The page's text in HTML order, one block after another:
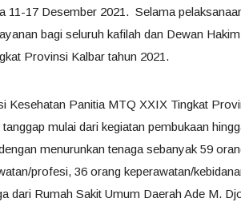
11-17 Desember 2021. Selama
bagi seluruh kafilah dan Dewan
Provinsi Kalbar tahun 2021.
Kesehatan Panitia MTQ XXIX Tingkat
mulai dari kegiatan pembukaan
menurunkan tenaga sebanyak 59
profesi, 36 orang keperawatan/
dari Rumah Sakit Umum Daerah Ade M.